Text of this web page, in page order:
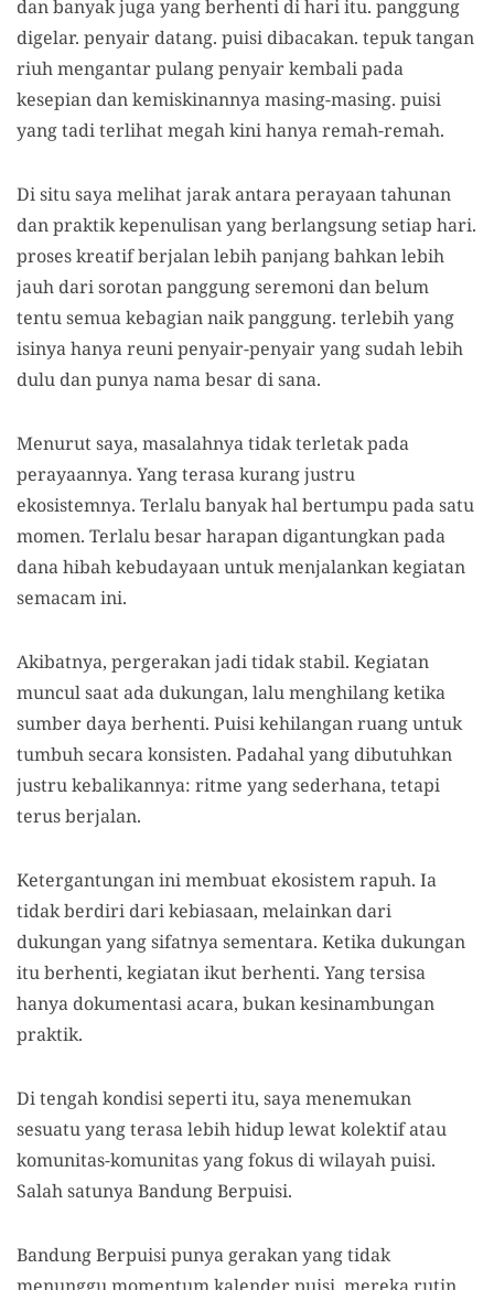
dan banyak juga yang berhenti di hari itu. panggung
digelar. penyair datang. puisi dibacakan. tepuk tangan
riuh mengantar pulang penyair kembali pada
kesepian dan kemiskinannya masing-masing. puisi
yang tadi terlihat megah kini hanya remah-remah.
Di situ saya melihat jarak antara perayaan tahunan
dan praktik kepenulisan yang berlangsung setiap hari.
proses kreatif berjalan lebih panjang bahkan lebih
jauh dari sorotan panggung seremoni dan belum
tentu semua kebagian naik panggung. terlebih yang
isinya hanya reuni penyair-penyair yang sudah lebih
dulu dan punya nama besar di sana.
Menurut saya, masalahnya tidak terletak pada
perayaannya. Yang terasa kurang justru
ekosistemnya. Terlalu banyak hal bertumpu pada satu
momen. Terlalu besar harapan digantungkan pada
dana hibah kebudayaan untuk menjalankan kegiatan
semacam ini.
Akibatnya, pergerakan jadi tidak stabil. Kegiatan
muncul saat ada dukungan, lalu menghilang ketika
sumber daya berhenti. Puisi kehilangan ruang untuk
tumbuh secara konsisten. Padahal yang dibutuhkan
justru kebalikannya: ritme yang sederhana, tetapi
terus berjalan.
Ketergantungan ini membuat ekosistem rapuh. Ia
tidak berdiri dari kebiasaan, melainkan dari
dukungan yang sifatnya sementara. Ketika dukungan
itu berhenti, kegiatan ikut berhenti. Yang tersisa
hanya dokumentasi acara, bukan kesinambungan
praktik.
Di tengah kondisi seperti itu, saya menemukan
sesuatu yang terasa lebih hidup lewat kolektif atau
komunitas-komunitas yang fokus di wilayah puisi.
Salah satunya Bandung Berpuisi.
Bandung Berpuisi punya gerakan yang tidak